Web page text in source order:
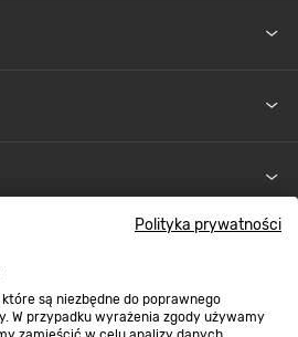
Polityka prywatności
są niezbędne do poprawnego
W przypadku wyrażenia zgody używamy